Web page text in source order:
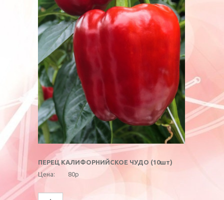
ПЕРЕЦ КАЛИФОРНИЙСКОЕ ЧУДО (10шт)
Цена:
80р